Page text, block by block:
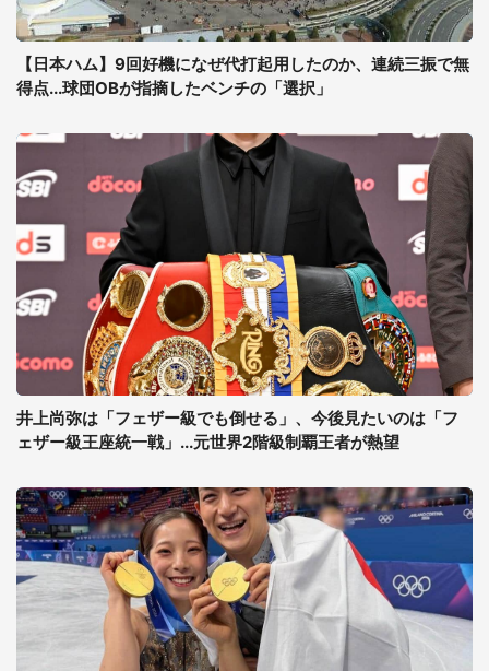
【日本ハム】9回好機になぜ代打起用したのか、連続三振で無
得点...球団OBが指摘したベンチの「選択」
井上尚弥は「フェザー級でも倒せる」、今後見たいのは「フ
ェザー級王座統一戦」...元世界2階級制覇王者が熱望